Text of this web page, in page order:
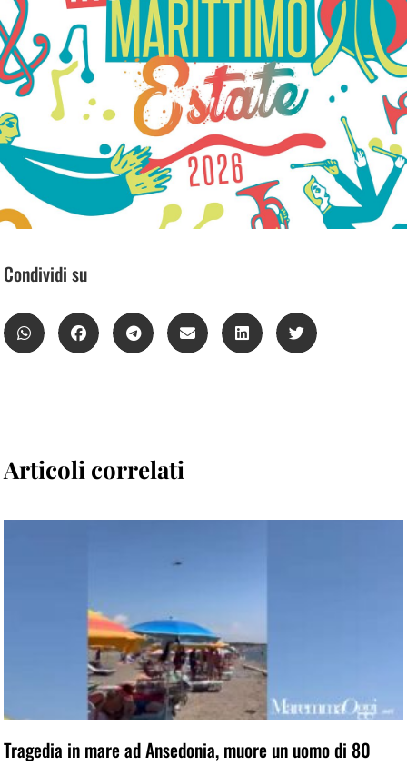
Condividi su
Articoli correlati
Tragedia in mare ad Ansedonia, muore un uomo di 80